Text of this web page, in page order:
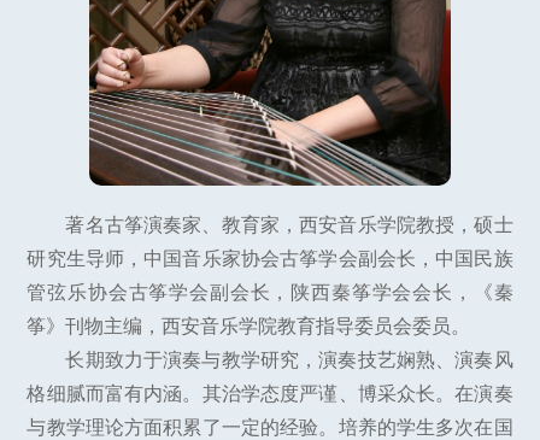
著名古筝演奏家、教育家，西安音乐学院教授，硕士
研究生导师，中国音乐家协会古筝学会副会长，中国民族
管弦乐协会古筝学会副会长，陕西秦筝学会会长，《秦
筝》刊物主编，西安音乐学院教育指导委员会委员。
长期致力于演奏与教学研究，演奏技艺娴熟、演奏风
格细腻而富有内涵。其治学态度严谨、博采众长。在演奏
与教学理论方面积累了一定的经验。培养的学生多次在国